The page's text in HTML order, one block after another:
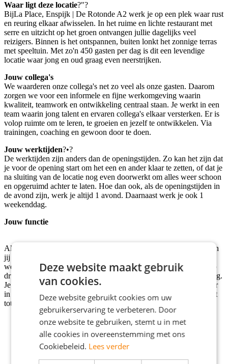
Waar ligt deze locatie?"?
BijLa Place, Enspijk | De Rotonde A2 werk je op een plek waar rust
en reuring elkaar afwisselen. In het ruime en lichte restaurant met
serre en uitzicht op het groen ontvangen jullie dagelijks veel
reizigers. Binnen is het ontspannen, buiten lonkt het zonnige terras
met speeltuin. Met zo'n 450 gasten per dag is dit een levendige
locatie waar jong en oud graag even neerstrijken.
Jouw collega's
We waarderen onze collega's net zo veel als onze gasten. Daarom
zorgen we voor een informele en fijne werkomgeving waarin
kwaliteit, teamwork en ontwikkeling centraal staan. Je werkt in een
team waarin jong talent en ervaren collega's elkaar versterken. Er is
volop ruimte om te leren, te groeien en jezelf te ontwikkelen. Via
trainingen, coaching en gewoon door te doen.
Jouw werktijden?•?
De werktijden zijn anders dan de openingstijden. Zo kan het zijn dat
je voor de opening start om het een en ander klaar te zetten, of dat je
na sluiting van de locatie nog even doorwerkt om alles weer schoon
en opgeruimd achter te laten. Hoe dan ook, als de openingstijden in
de avond zijn, werk je altijd 1 avond. Daarnaast werk je ook 1
weekenddag.
Jouw functie
Als Eerste Medewerker bij La Place, Enspijk | De Rotonde A2 ben
jij de schakel tussen het team en de leiding. Je houdt overzicht,
werkt actief mee en zorgt dat collega's goed op hun plek staan. Op
drukke momenten weet jij wat er nodig is en stuur je bij waar nodig.
Je geeft feedback, denkt mee en draagt bij aan de kwaliteit en sfeer
in het restaurant. Samen zorgen jullie dat alles klopt, van het buffet
tot de kassa.
Je begeleidt collega's op de vloer en helpt hen groeien;
Je coördineert werkzaamheden en springt bij waar nodig;
Je bewaakt de kwaliteit en uitstraling van producten en
werkruimtes;
Deze website maakt gebruik
van cookies.
Deze website gebruikt cookies om uw
gebruikerservaring te verbeteren. Door
onze website te gebruiken, stemt u in met
alle cookies in overeenstemming met ons
Cookiebeleid. Lees verder